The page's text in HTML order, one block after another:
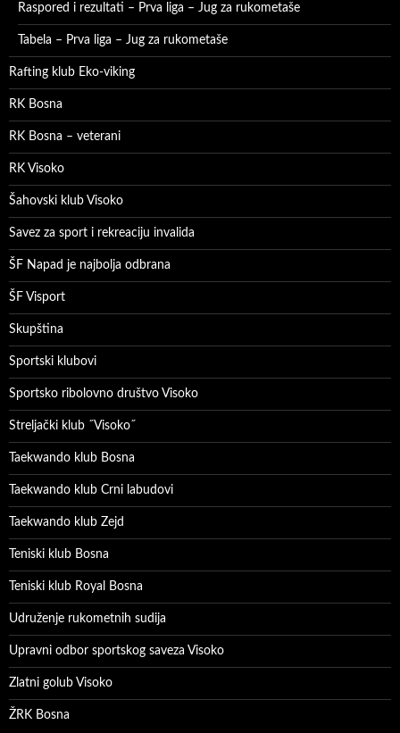
Raspored i rezultati – Prva liga – Jug za rukometaše
Tabela – Prva liga – Jug za rukometaše
Rafting klub Eko-viking
RK Bosna
RK Bosna – veterani
RK Visoko
Šahovski klub Visoko
Savez za sport i rekreaciju invalida
ŠF Napad je najbolja odbrana
ŠF Visport
Skupština
Sportski klubovi
Sportsko ribolovno društvo Visoko
Streljački klub ˝Visoko˝
Taekwando klub Bosna
Taekwando klub Crni labudovi
Taekwando klub Zejd
Teniski klub Bosna
Teniski klub Royal Bosna
Udruženje rukometnih sudija
Upravni odbor sportskog saveza Visoko
Zlatni golub Visoko
ŽRK Bosna